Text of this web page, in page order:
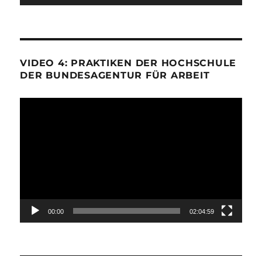
VIDEO 4: PRAKTIKEN DER HOCHSCHULE
DER BUNDESAGENTUR FÜR ARBEIT
00:00 02:04:59